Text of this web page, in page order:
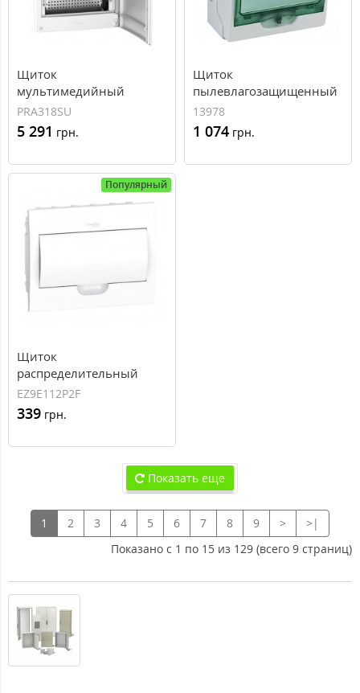
Щиток
мультимедийный
навесной Schneider
Electric Pragma 3 ряда, 13
модулей (PRA318SU)
PRA318SU
5 291 грн.
Щиток
пылевлагозащищенный
Schneider Mini Kaedra
IP65 8 модулей (13978)
13978
1 074 грн.
Популярный
Щиток
распределительный
встраеваемый Schneider
Electric Easy9 на 12
модулей, белая дверца
EZ9E112P2F
339 грн.
Показать еще
1 2 3 4 5 6 7 8 9 >
>|
Показано с 1 по 15 из 129 (всего 9 страниц)